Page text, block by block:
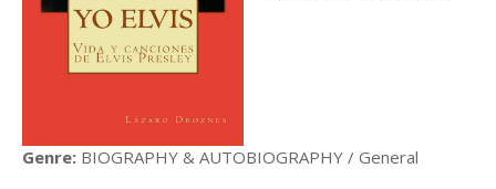
Genre: BIOGRAPHY & AUTOBIOGRAPHY / General